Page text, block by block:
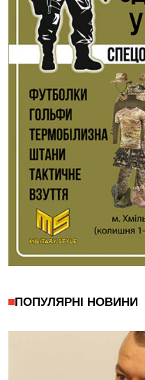
ПОПУЛЯРНІ НОВИНИ